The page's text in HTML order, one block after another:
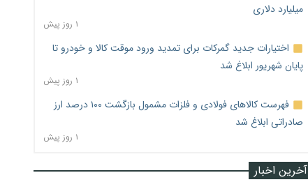
میلیارد دلاری
۱ روز پیش
اختیارات جدید گمرکات برای تمدید ورود موقت کالا و خودرو تا
پایان شهریور ابلاغ شد
۱ روز پیش
فهرست کالاهای فولادی و فلزات مشمول بازگشت ۱۰۰ درصد ارز
صادراتی ابلاغ شد
۱ روز پیش
آخرین اخبار